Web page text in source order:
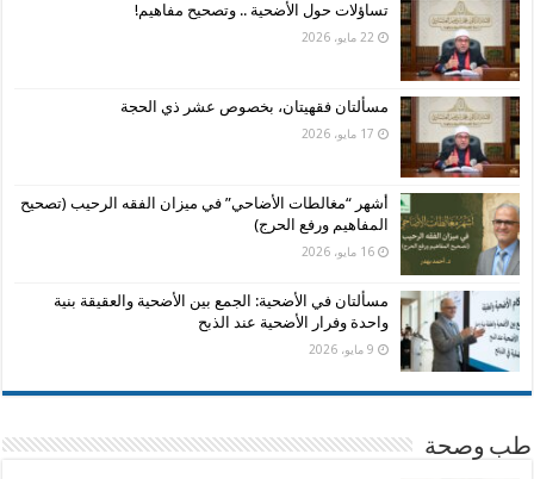
تساؤلات حول الأضحية .. وتصحيح مفاهيم!
22 مايو، 2026
مسألتان فقهيتان، بخصوص عشر ذي الحجة
17 مايو، 2026
أشهر “مغالطات الأضاحي” في ميزان الفقه الرحيب (تصحيح
المفاهيم ورفع الحرج)
16 مايو، 2026
مسألتان في الأضحية: الجمع بين الأضحية والعقيقة بنية
واحدة وفرار الأضحية عند الذبح
9 مايو، 2026
طب وصحة